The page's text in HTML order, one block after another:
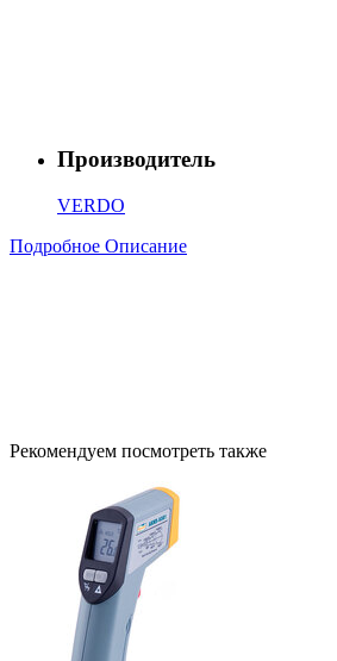
Производитель
VERDO
Подробное Описание
Рекомендуем посмотреть также